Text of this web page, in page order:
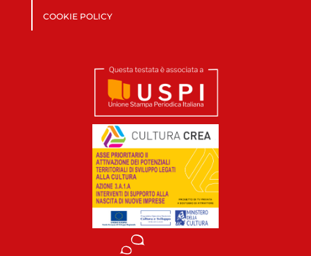
COOKIE POLICY